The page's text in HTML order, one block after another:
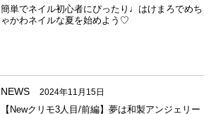
簡単でネイル初心者にぴったり♩はけまろでめち
ゃかわネイルな夏を始めよう♡
NEWS 2024年11月15日
【Newクリモ3人目/前編】夢は和製アンジェリー